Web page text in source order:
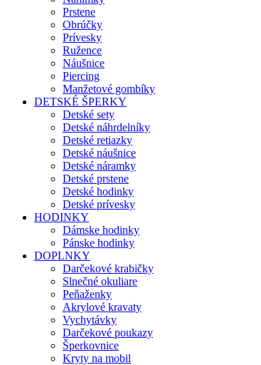
Prstene
Obrúčky
Prívesky
Ružence
Náušnice
Piercing
Manžetové gombíky
DETSKÉ ŠPERKY
Detské sety
Detské náhrdelníky
Detské retiazky
Detské náušnice
Detské náramky
Detské prstene
Detské hodinky
Detské prívesky
HODINKY
Dámske hodinky
Pánske hodinky
DOPLNKY
Darčekové krabičky
Slnečné okuliare
Peňaženky
Akrylové kravaty
Vychytávky
Darčekové poukazy
Šperkovnice
Kryty na mobil